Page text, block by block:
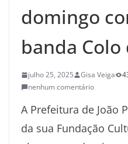
domingo
banda Colo
julho 25, 2025 Gisa Veiga
nenhum comentário
A Prefeitura de João
da sua Fundação